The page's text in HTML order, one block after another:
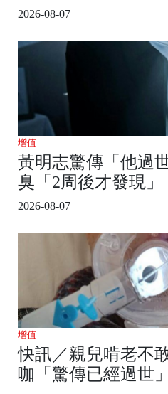
2026-08-07
增值
黃明志驚傳「他過
臭「2周後才發現」
2026-08-07
增值
快訊／親兒啃老不
咖「驚傳已經過世」